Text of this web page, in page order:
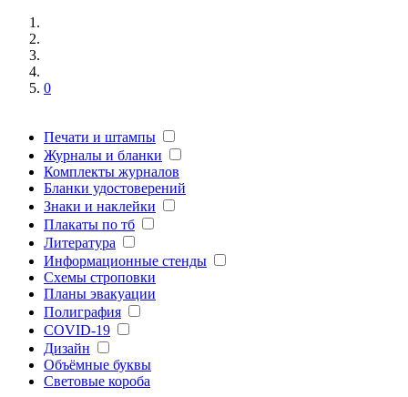
0
Печати и штампы
Журналы и бланки
Комплекты журналов
Бланки удостоверений
Знаки и наклейки
Плакаты по тб
Литература
Информационные стенды
Схемы строповки
Планы эвакуации
Полиграфия
COVID-19
Дизайн
Объёмные буквы
Световые короба